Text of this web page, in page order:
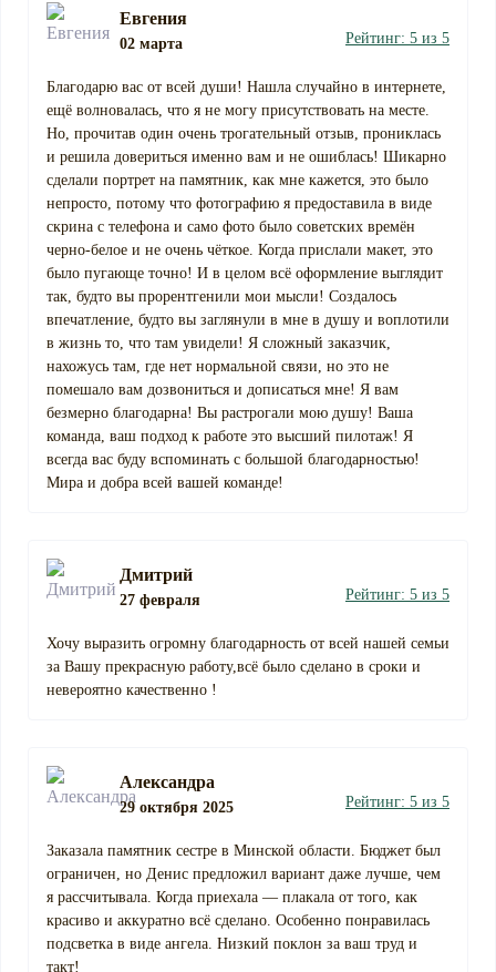
Евгения
02 марта Рейтинг: 5 из 5
Благодарю вас от всей души! Нашла случайно в интернете,
ещё волновалась, что я не могу присутствовать на месте.
Но, прочитав один очень трогательный отзыв, прониклась
и решила довериться именно вам и не ошиблась! Шикарно
сделали портрет на памятник, как мне кажется, это было
непросто, потому что фотографию я предоставила в виде
скрина с телефона и само фото было советских времён
черно-белое и не очень чёткое. Когда прислали макет, это
было пугающе точно! И в целом всё оформление выглядит
так, будто вы прорентгенили мои мысли! Создалось
впечатление, будто вы заглянули в мне в душу и воплотили
в жизнь то, что там увидели! Я сложный заказчик,
нахожусь там, где нет нормальной связи, но это не
помешало вам дозвониться и дописаться мне! Я вам
безмерно благодарна! Вы растрогали мою душу! Ваша
команда, ваш подход к работе это высший пилотаж! Я
всегда вас буду вспоминать с большой благодарностью!
Мира и добра всей вашей команде!
Дмитрий
27 февраля Рейтинг: 5 из 5
Хочу выразить огромну благодарность от всей нашей семьи
за Вашу прекрасную работу,всё было сделано в сроки и
невероятно качественно !
Александра
29 октября 2025 Рейтинг: 5 из 5
Заказала памятник сестре в Минской области. Бюджет был
ограничен, но Денис предложил вариант даже лучше, чем
я рассчитывала. Когда приехала — плакала от того, как
красиво и аккуратно всё сделано. Особенно понравилась
подсветка в виде ангела. Низкий поклон за ваш труд и
такт!